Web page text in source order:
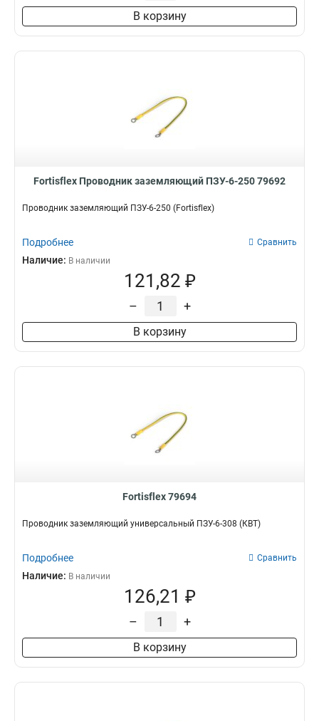
В корзину
Fortisflex Проводник заземляющий ПЗУ-6-250 79692
Проводник заземляющий ПЗУ-6-250 (Fortisflex)
Подробнее Сравнить
Наличие: В наличии
121,82 ₽
– +
В корзину
Fortisflex 79694
Проводник заземляющий универсальный ПЗУ-6-308 (КВТ)
Подробнее Сравнить
Наличие: В наличии
126,21 ₽
– +
В корзину